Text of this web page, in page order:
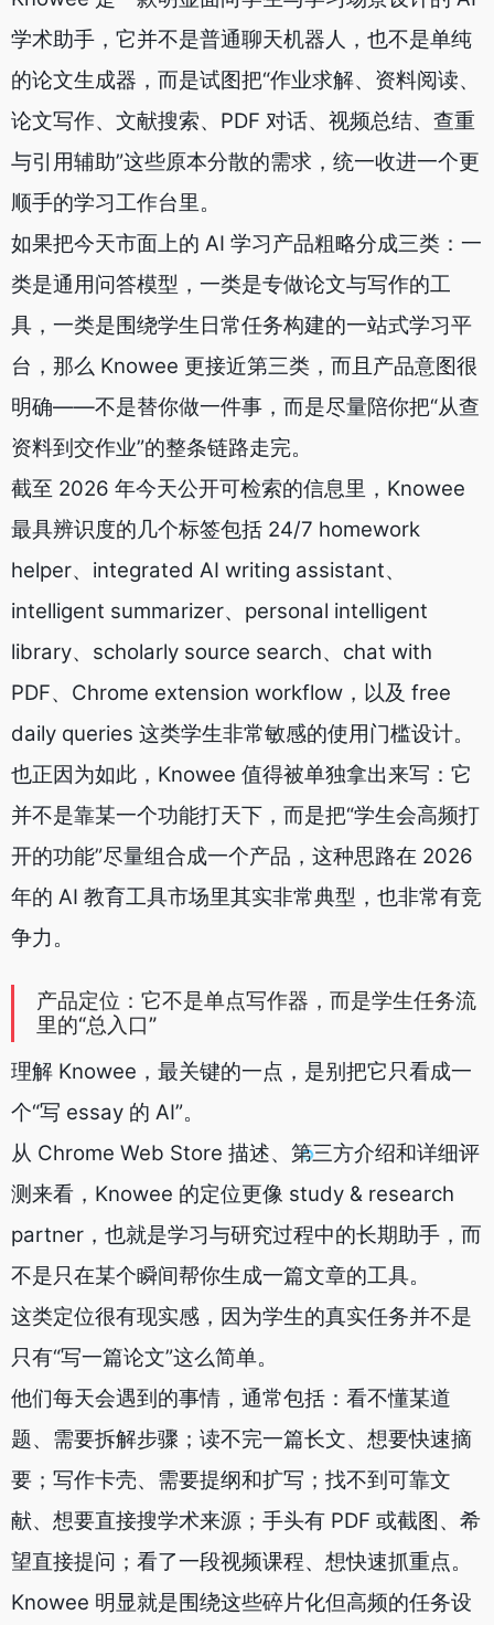
学术助手，它并不是普通聊天机器人，也不是单纯
的论文生成器，而是试图把“作业求解、资料阅读、
论文写作、文献搜索、PDF 对话、视频总结、查重
与引用辅助”这些原本分散的需求，统一收进一个更
顺手的学习工作台里。
如果把今天市面上的 AI 学习产品粗略分成三类：一
类是通用问答模型，一类是专做论文与写作的工
具，一类是围绕学生日常任务构建的一站式学习平
台，那么 Knowee 更接近第三类，而且产品意图很
明确——不是替你做一件事，而是尽量陪你把“从查
资料到交作业”的整条链路走完。
截至 2026 年今天公开可检索的信息里，Knowee
最具辨识度的几个标签包括 24/7 homework
helper、integrated AI writing assistant、
intelligent summarizer、personal intelligent
library、scholarly source search、chat with
PDF、Chrome extension workflow，以及 free
daily queries 这类学生非常敏感的使用门槛设计。
也正因为如此，Knowee 值得被单独拿出来写：它
并不是靠某一个功能打天下，而是把“学生会高频打
开的功能”尽量组合成一个产品，这种思路在 2026
年的 AI 教育工具市场里其实非常典型，也非常有竞
争力。
产品定位：它不是单点写作器，而是学生任务流
里的“总入口”
理解 Knowee，最关键的一点，是别把它只看成一
个“写 essay 的 AI”。
从 Chrome Web Store 描述、第三方介绍和详细评
测来看，Knowee 的定位更像 study & research
partner，也就是学习与研究过程中的长期助手，而
不是只在某个瞬间帮你生成一篇文章的工具。
这类定位很有现实感，因为学生的真实任务并不是
只有“写一篇论文”这么简单。
他们每天会遇到的事情，通常包括：看不懂某道
题、需要拆解步骤；读不完一篇长文、想要快速摘
要；写作卡壳、需要提纲和扩写；找不到可靠文
献、想要直接搜学术来源；手头有 PDF 或截图、希
望直接提问；看了一段视频课程、想快速抓重点。
Knowee 明显就是围绕这些碎片化但高频的任务设